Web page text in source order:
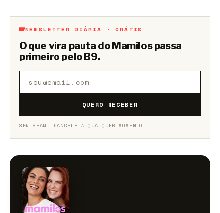
NEWSLETTER DIÁRIA · GRÁTIS
O que vira pauta do Mamilos passa
primeiro pelo B9.
QUERO RECEBER
SEM SPAM. CANCELE A QUALQUER MOMENTO.